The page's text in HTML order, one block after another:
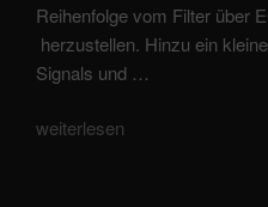
Reihenfolge vom Filter über
herzustellen. Hinzu ein
Signals und …
„SSL
weiterlesen